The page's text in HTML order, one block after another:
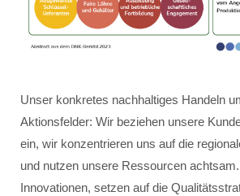
Unser konkretes nachhaltiges Handeln
Aktionsfelder: Wir beziehen unsere
ein, wir konzentrieren uns auf die
und nutzen unsere Ressourcen
Innovationen, setzen auf die